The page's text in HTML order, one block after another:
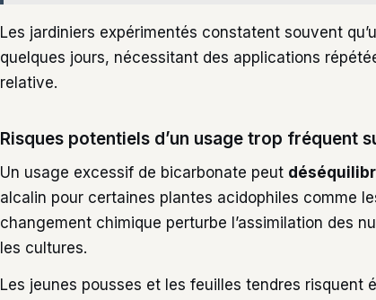
Les jardiniers expérimentés constatent souvent
quelques jours, nécessitant des applications
relative.
Risques potentiels d’un usage trop fréquent
Un usage excessif de bicarbonate peut
alcalin pour certaines plantes acidophiles comme
changement chimique perturbe l’assimilation des
les cultures.
Les jeunes pousses et les feuilles tendres risquent